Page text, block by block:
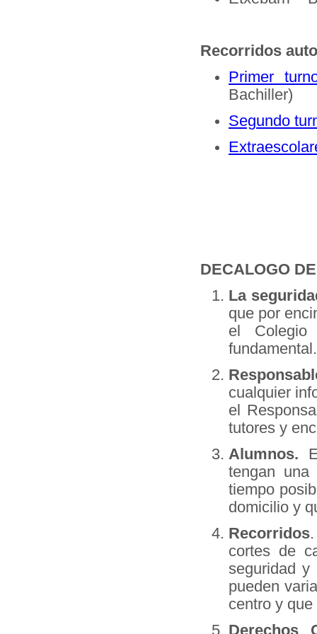
Recorridos
Primer
Bachiller)
Segundo
DECALOGO
La
que por
el Colegio
fundamental.
cualquier
el
tutores y
Alumnos.
tengan
tiempo
domicilio y
Recorridos
cortes de
seguridad
pueden
centro y
Derechos